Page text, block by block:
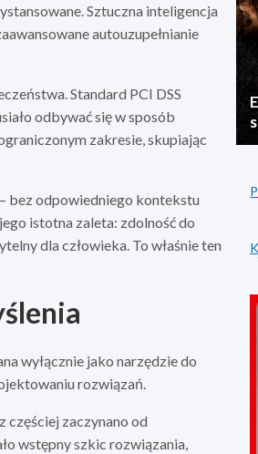
Sztuczna inteligencja
autouzupełnianie
Standard PCI DSS
odbywać się w sposób
zakresie, skupiając
bez odpowiedniego kontekstu
istotna zaleta: zdolność do
dla człowieka. To właśnie ten
wyłącznie jako narzędzie do
rozwiązań.
częściej zaczynano od
wstępny szkic rozwiązania,